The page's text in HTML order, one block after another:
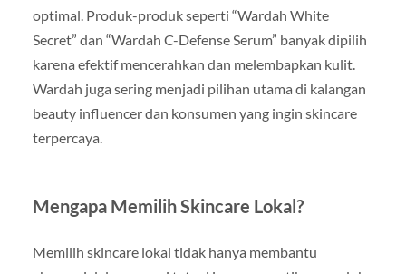
optimal. Produk-produk seperti “Wardah White
Secret” dan “Wardah C-Defense Serum” banyak dipilih
karena efektif mencerahkan dan melembapkan kulit.
Wardah juga sering menjadi pilihan utama di kalangan
beauty influencer dan konsumen yang ingin skincare
terpercaya.
Mengapa Memilih Skincare Lokal?
Memilih skincare lokal tidak hanya membantu